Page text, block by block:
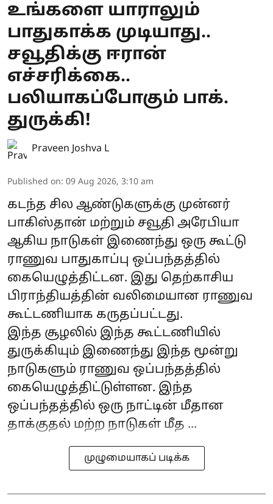
உங்களை யாராலும்
பாதுகாக்க முடியாது..
சவூதிக்கு ஈரான்
எச்சரிக்கை..
பலியாகப்போகும் பாக்.
துருக்கி!
Praveen Joshva L
Published on: 09 Aug 2026, 3:10 am
கடந்த சில ஆண்டுகளுக்கு முன்னர்
பாகிஸ்தான் மற்றும் சவூதி அரேபியா
ஆகிய நாடுகள் இணைந்து ஒரு கூட்டு
ராணுவ பாதுகாப்பு ஒப்பந்தத்தில்
கையெழுத்திட்டன. இது தெற்காசிய
பிராந்தியத்தின் வலிமையான ராணுவ
கூட்டணியாக கருதப்பட்டது.
இந்த சூழலில் இந்த கூட்டணியில்
துருக்கியும் இணைந்து இந்த மூன்று
நாடுகளும் ராணுவ ஒப்பந்தத்தில்
கையெழுத்திட்டுள்ளன. இந்த
ஒப்பந்தத்தில் ஒரு நாட்டின் மீதான
தாக்குதல் மற்ற நாடுகள் மீத ...
முழுமையாகப் படிக்க